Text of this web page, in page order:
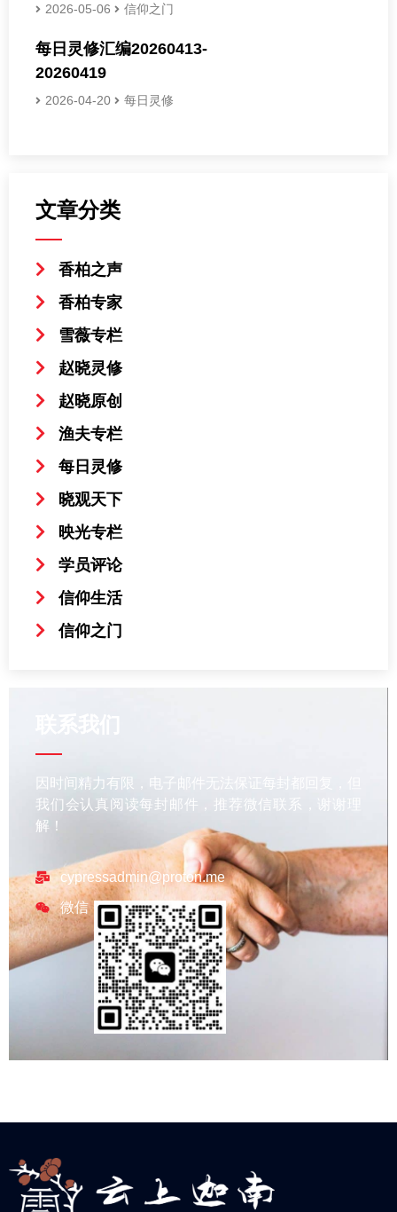
2026-05-06 信仰之门
每日灵修汇编20260413-
20260419
2026-04-20 每日灵修
文章分类
香柏之声
香柏专家
雪薇专栏
赵晓灵修
赵晓原创
渔夫专栏
每日灵修
晓观天下
映光专栏
学员评论
信仰生活
信仰之门
因时间精力有限，电子邮件无法保证每封都回复，但
我们会认真阅读每封邮件，推荐微信联系，谢谢理
解！
cypressadmin@proton.me
微信